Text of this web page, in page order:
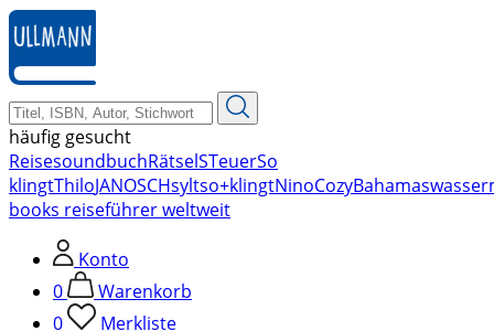
zum
Hauptinhalt
springen
häufig gesucht
ReisesoundbuchRätselSTeuerSo
klingtThiloJANOSCHsyltso+klingtNinoCozyBahamas
books reiseführer weltweit
Konto
0
Warenkorb
0
Merkliste